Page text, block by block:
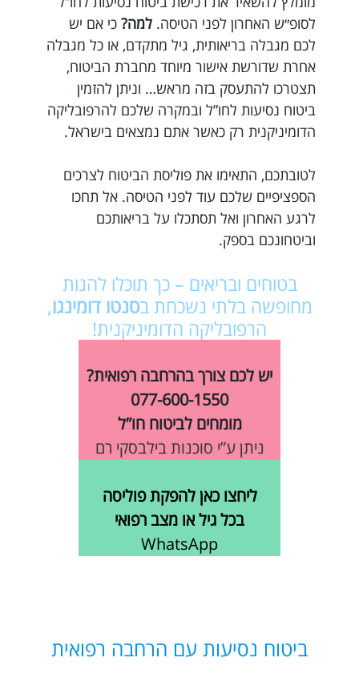
לסופ״ש האחרון לפני הטיסה. למה? כי אם יש
לכם מגבלה בריאותית, גיל מתקדם, או כל מגבלה
אחרת שדורשת אישור מיוחד מחברת הביטוח,
תצטרכו להתעסק בזה מראש… וניתן להזמין
ביטוח נסיעות לחו”ל ובמקרה שלכם להרפובליקה
הדומיניקנית רק כאשר אתם נמצאים בישראל.
לטובתכם, התאימו את פוליסת הביטוח לצרכים
הספציפיים שלכם עוד לפני הטיסה. אל תחכו
לרגע האחרון ואל תסתכלו על בריאותכם
וביטחונכם בספק.
בטוחים ובריאים – כך תוכלו להנות
מחופשה בלתי נשכחת בסנטו דומינגו,
הרפובליקה הדומיניקנית!
יש לכם צורך בהרחבה רפואית?
077-600-1550
מומחים לביטוח חו”ל
ניתן ע”י סוכנות בילבסקי רם
ליחצו כאן להפקת פוליסה
בכל גיל או מצב רפואי
WhatsApp
ביטוח נסיעות עם הרחבה רפואית